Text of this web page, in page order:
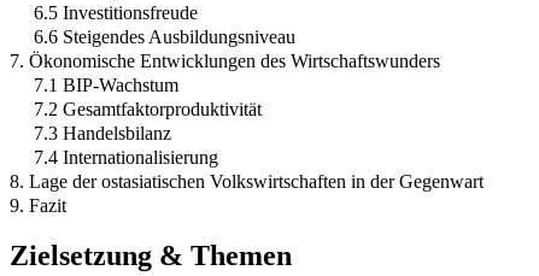
6.5 Investitionsfreude
6.6 Steigendes Ausbildungsniveau
7. Ökonomische Entwicklungen des Wirtschaftswunders
7.1 BIP-Wachstum
7.2 Gesamtfaktorproduktivität
7.3 Handelsbilanz
7.4 Internationalisierung
8. Lage der ostasiatischen Volkswirtschaften in der Gegenwart
9. Fazit
Zielsetzung & Themen